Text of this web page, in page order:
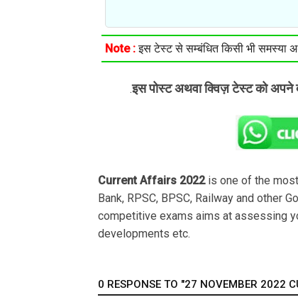
Note :इस टेस्ट से सम्बंधित किसी भी समस्या
.इस पोस्ट अथवा क्विज़ टेस्ट को
Current Affairs 2022is one of the
Bank, RPSC, BPSC, Railway and other
competitive exams aims at assessing
developments etc.
0 RESPONSE TO "27 NOVEMBER 2022